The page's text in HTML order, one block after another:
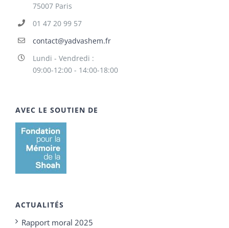
75007 Paris
01 47 20 99 57
contact@yadvashem.fr
Lundi - Vendredi :
09:00-12:00 - 14:00-18:00
AVEC LE SOUTIEN DE
ACTUALITÉS
Rapport moral 2025